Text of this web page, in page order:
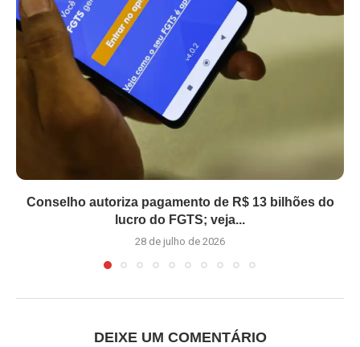
Conselho autoriza pagamento de R$ 13 bilhões do
lucro do FGTS; veja...
28 de julho de 2026
DEIXE UM COMENTÁRIO